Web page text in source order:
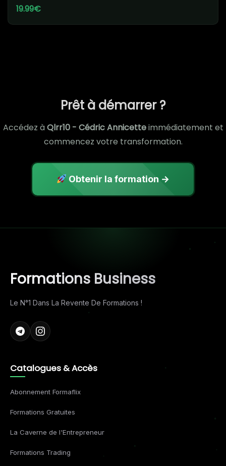
19.99€
Prêt à démarrer ?
Accédez àQlrr10 - Cédric Annicetteimmédiatement et
commencez votre transformation.
Obtenir la formation →
Formations Business
Le N°1 Dans La Revente De Formations !
Catalogues & Accès
Abonnement Formaflix
Formations Gratuites
La Caverne de l'Entrepreneur
Formations Trading